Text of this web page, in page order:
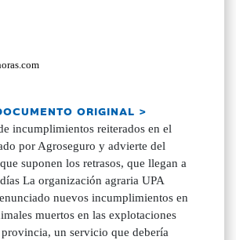
ORIGINAL >
incumplimientos reiterados en el
por Agroseguro y advierte del
suponen los retrasos, que llegan a
La organización agraria UPA
nuevos incumplimientos en
muertos en las explotaciones
provincia, un servicio que debería